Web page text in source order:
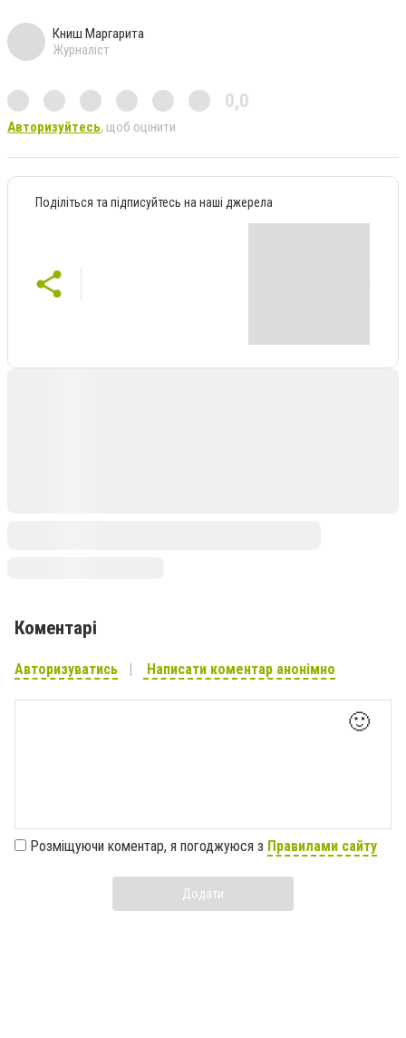
Книш Маргарита
Журналіст
0,0
Авторизуйтесь, щоб оцінити
Поділіться та підписуйтесь на наші джерела
Коментарі
Авторизуватись Написати коментар анонімно
🙂
Розміщуючи коментар, я погоджуюся з Правилами сайту
Додати